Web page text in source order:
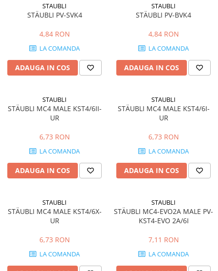
Convertor DC-DC
Dongle
Meteocontrol
Monitorizare
Mufe si conectori
Smart Meter
Statii de reincarcare
Accesorii cabluri
Alte accesorii
Folie avertizoare
LEA accesorii
Cablu solar
Cabluri coaxiale TV
STAUBLI
STÄUBLI PV-SVK4
4,84 RON
LA COMANDA
ADAUGA IN COS
STAUBLI
STÄUBLI PV-BVK4
4,84 RON
LA COMANDA
ADAUGA IN COS
STAUBLI
STÄUBLI MC4 MALE KST4/6II-
UR
6,73 RON
LA COMANDA
ADAUGA IN COS
STAUBLI
STÄUBLI MC4 MALE KST4/6I-
UR
6,73 RON
LA COMANDA
ADAUGA IN COS
STAUBLI
STÄUBLI MC4 MALE KST4/6X-
UR
6,73 RON
LA COMANDA
STAUBLI
STÄUBLI MC4-EVO2A MALE PV-
KST4-EVO 2A/6I
7,11 RON
LA COMANDA